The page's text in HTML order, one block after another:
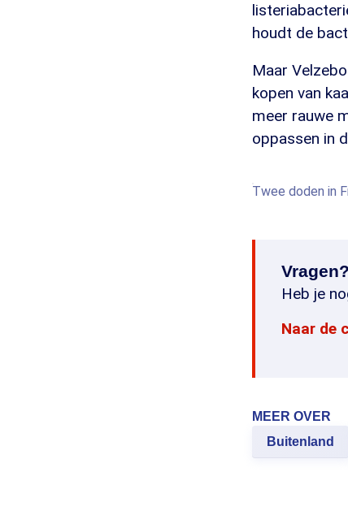
houdt de
Maar
kopen van
meer rauwe
oppassen in
Twee doden in
Heb je
Naar de
MEER OVER
Buitenland